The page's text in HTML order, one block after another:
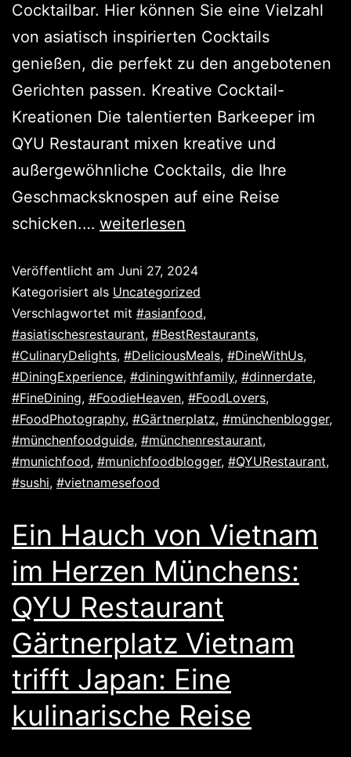
Cocktailbar. Hier können Sie eine Vielzahl
von asiatisch inspirierten Cocktails
genießen, die perfekt zu den angebotenen
Gerichten passen. Kreative Cocktail-
Kreationen Die talentierten Barkeeper im
QYU Restaurant mixen kreative und
außergewöhnliche Cocktails, die Ihre
Geschmacksknospen auf eine Reise
schicken.… weiterlesen
Veröffentlicht am Juni 27, 2024
Kategorisiert als Uncategorized
Verschlagwortet mit #asianfood,
#asiatischesrestaurant, #BestRestaurants,
#CulinaryDelights, #DeliciousMeals, #DineWithUs,
#DiningExperience, #diningwithfamily, #dinnerdate,
#FineDining, #FoodieHeaven, #FoodLovers,
#FoodPhotography, #Gärtnerplatz, #münchenblogger,
#münchenfoodguide, #münchenrestaurant,
#munichfood, #munichfoodblogger, #QYURestaurant,
#sushi, #vietnamesefood
Ein Hauch von Vietnam
im Herzen Münchens:
QYU Restaurant
Gärtnerplatz Vietnam
trifft Japan: Eine
kulinarische Reise